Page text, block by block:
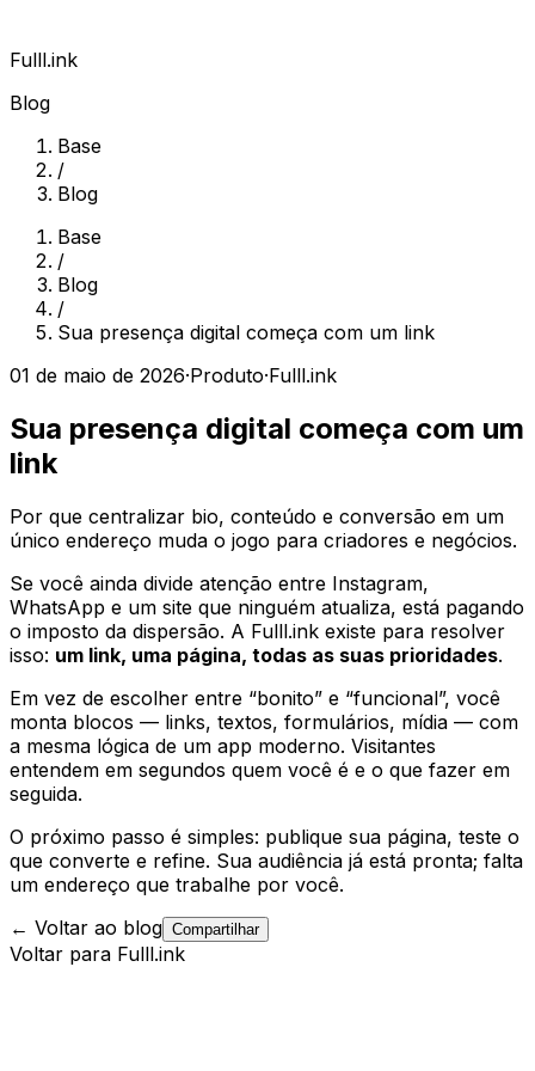
Fulll.ink
Blog
Base
/
Blog
Base
/
Blog
/
Sua presença digital começa com um link
01 de maio de 2026·Produto·Fulll.ink
Sua presença digital começa com um
link
Por que centralizar bio, conteúdo e conversão em um
único endereço muda o jogo para criadores e negócios.
Se você ainda divide atenção entre Instagram,
WhatsApp e um site que ninguém atualiza, está pagando
o imposto da dispersão. A Fulll.ink existe para resolver
isso: um link, uma página, todas as suas prioridades.
Em vez de escolher entre “bonito” e “funcional”, você
monta blocos — links, textos, formulários, mídia — com
a mesma lógica de um app moderno. Visitantes
entendem em segundos quem você é e o que fazer em
seguida.
O próximo passo é simples: publique sua página, teste o
que converte e refine. Sua audiência já está pronta; falta
um endereço que trabalhe por você.
← Voltar ao blog Compartilhar
Voltar para Fulll.ink